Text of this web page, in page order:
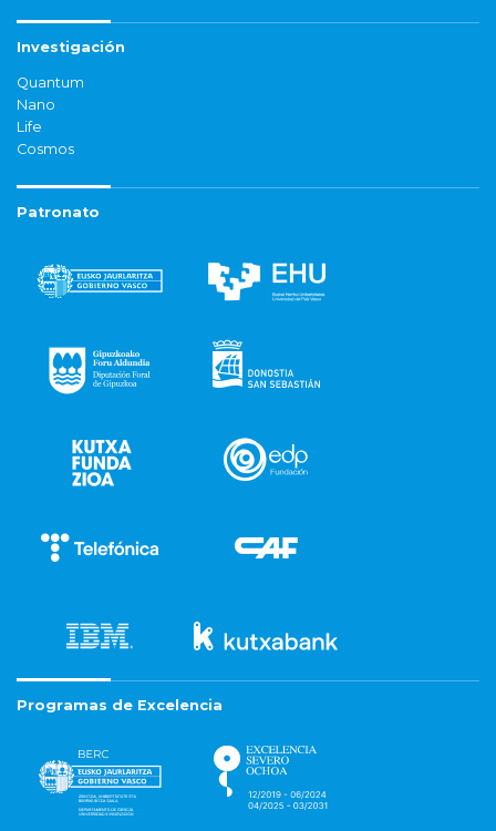
Investigación
Quantum
Nano
Life
Cosmos
Patronato
Programas de Excelencia